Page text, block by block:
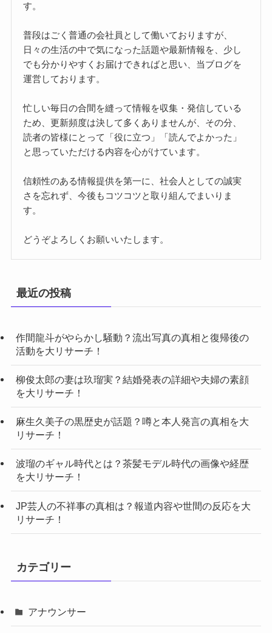
す。
普段はごく普通の会社員として働いておりますが、
日々の生活の中で気になった話題や最新情報を、少し
でも分かりやすくお届けできればと思い、当ブログを
運営しております。
忙しい毎日の合間を縫って情報を収集・発信している
ため、更新頻度は決して多くありませんが、その分、
読者の皆様にとって「役に立つ」「読んでよかった」
と思っていただける内容を心がけています。
信頼性のある情報提供を第一に、社会人としての誠実
さを忘れず、今後もコツコツと取り組んでまいりま
す。
どうぞよろしくお願いいたします。
最近の投稿
作間龍斗がやらかし騒動？流出写真の真相と復帰後の
活動を大リサーチ！
柳俊太郎の妻は玖瑠実？結婚発表の詳細や夫婦の素顔
を大リサーチ！
麻生久美子の黒歴史が話題？噂と本人発言の真相を大
リサーチ！
波瑠のギャル時代とは？茶髪モデル時代の画像や経歴
を大リサーチ！
JP芸人の不祥事の真相は？報道内容や世間の反応を大
リサーチ！
カテゴリー
アナウンサー